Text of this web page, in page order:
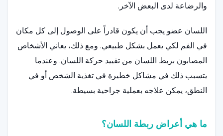
والرضاعة لدى البعض الآخر.
اللسان عضو يجب أن يكون قادراً على الوصول إلى كل مكان
في الفم لكي يعمل بشكل طبيعي. ومع ذلك، يعاني الأشخاص
المصابون بربط اللسان من تقييد حركة اللسان. وعندما
يتسبب ذلك في مشاكل خطيرة في تغذية الشخص أو في
النطق، يمكن علاجه بعملية جراحية بسيطة.
ما هي أعراض ربطة اللسان؟